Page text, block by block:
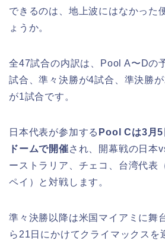
できるのは、地上波にはなかった
ょうか。
全47試合の内訳は、Pool A〜Dの
試合、準々決勝が4試合、準決勝
が1試合です。
日本代表が参加する Pool Cは3月5
ドームで開催され、開幕戦の日本
ーストラリア、チェコ、台湾代表
ペイ）と対戦します。
準々決勝以降は米国マイアミに舞
ら21日にかけてクライマックスを